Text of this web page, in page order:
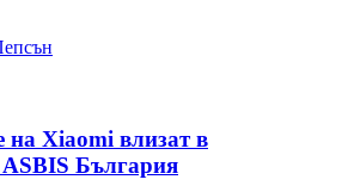
на Xiaomi влизат в
България